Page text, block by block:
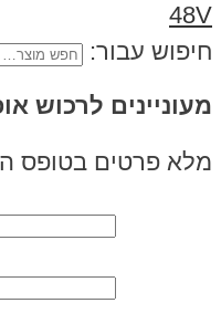
48V
חיפוש עבור:
מעוניינים לרכוש
מלא פרטים בטופס